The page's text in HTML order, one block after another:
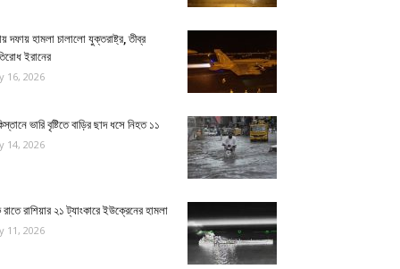
দফায় হামলা চালালো যুক্তরাষ্ট্র, তীব্র
ইরানের
16, 2026
ভারি বৃষ্টিতে বাড়ির ছাদ ধসে নিহত ১১
14, 2026
রাশিয়ার ২১ ট্যাংকারে ইউক্রেনের হামলা
11, 2026